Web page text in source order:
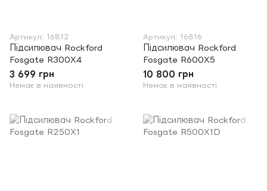
Артикул: 16812
Підсилювач Rockford
Fosgate R300X4
3 699 грн
Немає в наявності
Артикул: 16816
Підсилювач Rockford
Fosgate R600X5
10 800 грн
Немає в наявності